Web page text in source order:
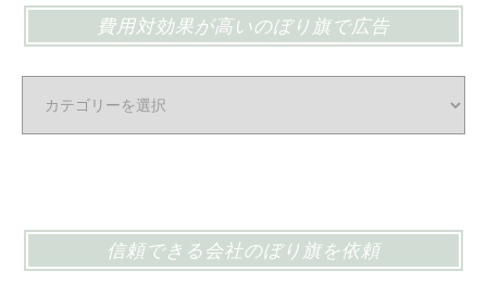
費用対効果が高いのぼり旗で広告
高
信頼できる会社のぼり旗を依頼